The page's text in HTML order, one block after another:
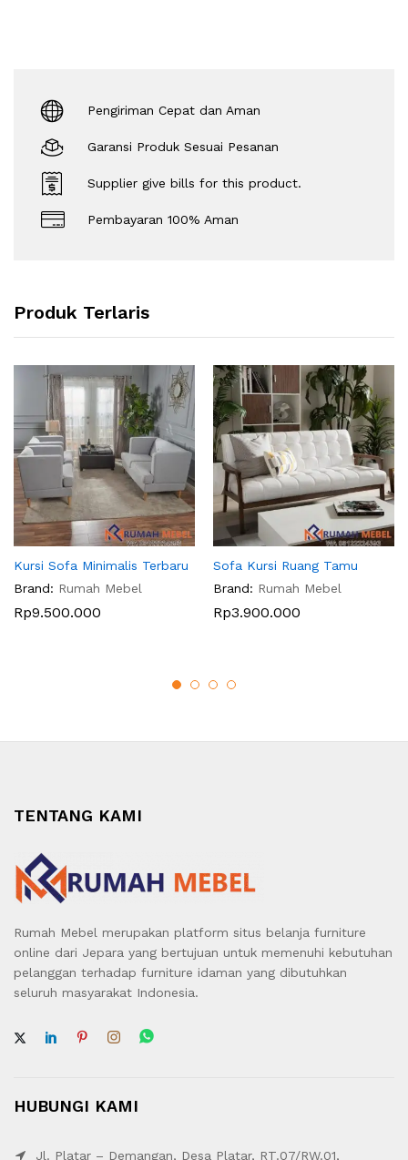
Pengiriman Cepat dan Aman
Garansi Produk Sesuai Pesanan
Supplier give bills for this product.
Pembayaran 100% Aman
Produk Terlaris
Kursi Sofa Minimalis Terbaru
Brand: Rumah Mebel
Rp9.500.000
Sofa Kursi Ruang Tamu
Brand: Rumah Mebel
Rp3.900.000
TENTANG KAMI
Rumah Mebel merupakan platform situs belanja furniture
online dari Jepara yang bertujuan untuk memenuhi kebutuhan
pelanggan terhadap furniture idaman yang dibutuhkan
seluruh masyarakat Indonesia.
HUBUNGI KAMI
Jl. Platar – Demangan, Desa Platar, RT.07/RW.01,